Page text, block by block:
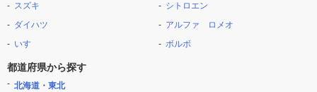
スズキ
ダイハツ
いすゞ
シトロエン
アルファ ロメオ
ボルボ
都道府県から探す
北海道・東北